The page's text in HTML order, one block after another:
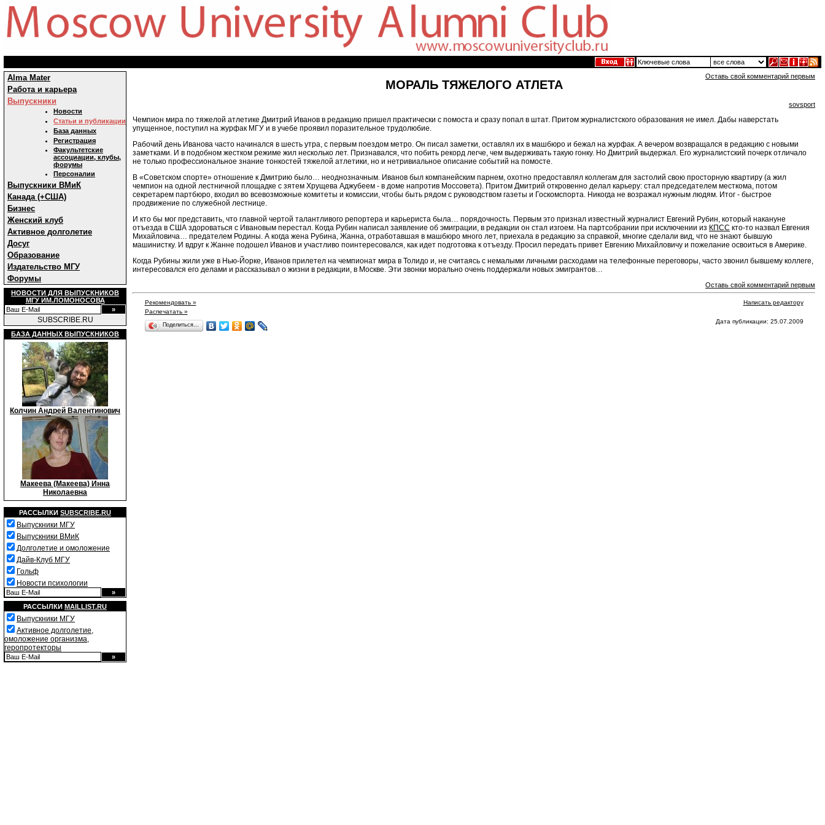
Alma Mater
Работа и карьера
Выпускники
Новости
Статьи и публикации
База данных
Регистрация
Факультетские
ассоциации, клубы,
форумы
Персоналии
Выпускники ВМиК
Канада (+США)
Бизнес
Женский клуб
Активное долголетие
Досуг
Образование
Издательство МГУ
Форумы
НОВОСТИ ДЛЯ ВЫПУСКНИКОВ
МГУ ИМ.ЛОМОНОСОВА
SUBSCRIBE.RU
БАЗА ДАННЫХ ВЫПУСКНИКОВ
Колчин Андрей Валентинович
Макеева (Макеева) Инна
Николаевна
РАССЫЛКИ SUBSCRIBE.RU
Выпускники МГУ
Выпускники ВМиК
Долголетие и омоложение
Дайв-Клуб МГУ
Гольф
Новости психологии
РАССЫЛКИ MAILLIST.RU
Выпускники МГУ
Активное долголетие,
омоложение организма,
геропротекторы
Оставь свой комментарий первым
МОРАЛЬ ТЯЖЕЛОГО АТЛЕТА
sovsport
Чемпион мира по тяжелой атлетике Дмитрий Иванов в редакцию пришел практически с помоста и сразу попал в штат. Притом журналистского образования не имел. Дабы наверстать
упущенное, поступил на журфак МГУ и в учебе проявил поразительное трудолюбие.
Рабочий день Иванова часто начинался в шесть утра, с первым поездом метро. Он писал заметки, оставлял их в машбюро и бежал на журфак. А вечером возвращался в редакцию с новыми
заметками. И в подобном жестком режиме жил несколько лет. Признавался, что побить рекорд легче, чем выдерживать такую гонку. Но Дмитрий выдержал. Его журналистский почерк отличало
не только профессиональное знание тонкостей тяжелой атлетики, но и нетривиальное описание событий на помосте.
В «Советском спорте» отношение к Дмитрию было… неоднозначным. Иванов был компанейским парнем, охотно предоставлял коллегам для застолий свою просторную квартиру (а жил
чемпион на одной лестничной площадке с зятем Хрущева Аджубеем - в доме напротив Моссовета). Притом Дмитрий откровенно делал карьеру: стал председателем месткома, потом
секретарем партбюро, входил во всевозможные комитеты и комиссии, чтобы быть рядом с руководством газеты и Госкомспорта. Никогда не возражал нужным людям. Итог - быстрое
продвижение по служебной лестнице.
И кто бы мог представить, что главной чертой талантливого репортера и карьериста была… порядочность. Первым это признал известный журналист Евгений Рубин, который накануне
отъезда в США здороваться с Ивановым перестал. Когда Рубин написал заявление об эмиграции, в редакции он стал изгоем. На партсобрании при исключении из КПСС кто-то назвал Евгения
Михайловича… предателем Родины. А когда жена Рубина, Жанна, отработавшая в машбюро много лет, приехала в редакцию за справкой, многие сделали вид, что не знают бывшую
машинистку. И вдруг к Жанне подошел Иванов и участливо поинтересовался, как идет подготовка к отъезду. Просил передать привет Евгению Михайловичу и пожелание освоиться в Америке.
Когда Рубины жили уже в Нью-Йорке, Иванов прилетел на чемпионат мира в Толидо и, не считаясь с немалыми личными расходами на телефонные переговоры, часто звонил бывшему коллеге,
интересовался его делами и рассказывал о жизни в редакции, в Москве. Эти звонки морально очень поддержали новых эмигрантов…
Оставь свой комментарий первым
Рекомендовать »
Написать редактору
Распечатать »
Поделиться… Дата публикации: 25.07.2009